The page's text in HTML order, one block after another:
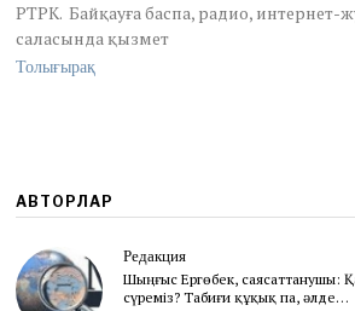
2
РТРК. Байқауға баспа, радио, интернет-
саласында қызмет
Толығырақ
АВТОРЛАР
Редакция
Шыңғыс Ергөбек, cаясаттанушы:
сүреміз? Табиғи құқық па, әлде…